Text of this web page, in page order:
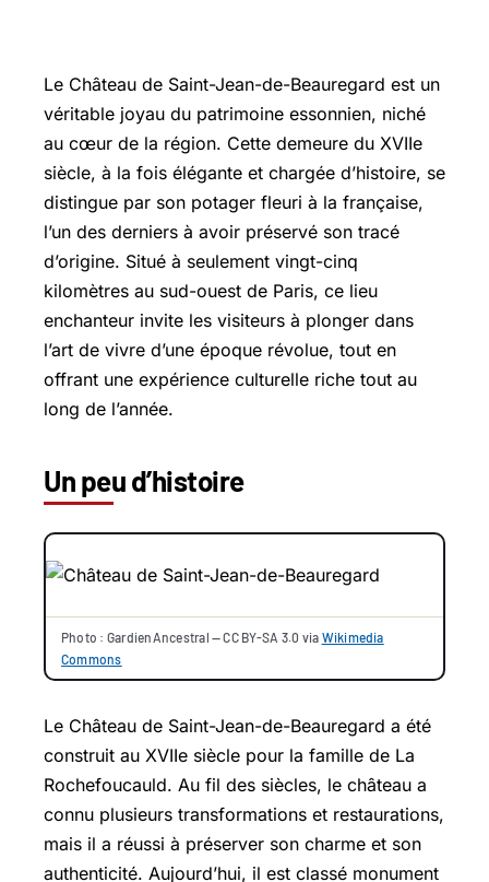
Le Château de Saint-Jean-de-Beauregard est un
véritable joyau du patrimoine essonnien, niché
au cœur de la région. Cette demeure du XVIIe
siècle, à la fois élégante et chargée d’histoire, se
distingue par son potager fleuri à la française,
l’un des derniers à avoir préservé son tracé
d’origine. Situé à seulement vingt-cinq
kilomètres au sud-ouest de Paris, ce lieu
enchanteur invite les visiteurs à plonger dans
l’art de vivre d’une époque révolue, tout en
offrant une expérience culturelle riche tout au
long de l’année.
Un peu d’histoire
Photo : GardienAncestral — CC BY-SA 3.0 via Wikimedia
Commons
Le Château de Saint-Jean-de-Beauregard a été
construit au XVIIe siècle pour la famille de La
Rochefoucauld. Au fil des siècles, le château a
connu plusieurs transformations et restaurations,
mais il a réussi à préserver son charme et son
authenticité. Aujourd’hui, il est classé monument